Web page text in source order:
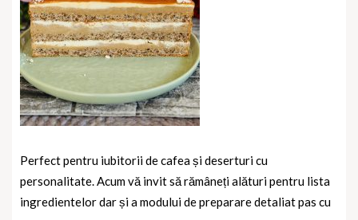
Perfect pentru iubitorii de cafea și deserturi cu
personalitate. Acum vă invit să rămâneți alături pentru lista
ingredientelor dar și a modului de preparare detaliat pas cu